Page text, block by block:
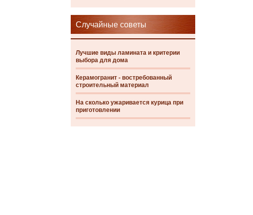
Случайные советы
Лучшие виды ламината и критерии
выбора для дома
Керамогранит - востребованный
строительный материал
На сколько ужаривается курица при
приготовлении